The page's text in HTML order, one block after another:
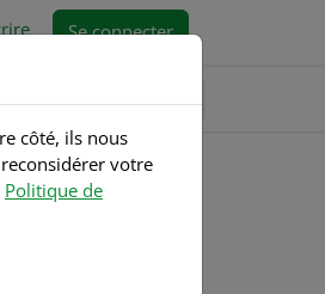
Se connecter
côté, ils nous
votre
Politique de